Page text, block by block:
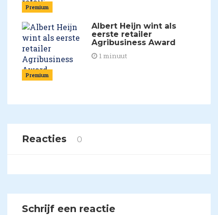
Premium
Premium
Albert Heijn wint als
eerste retailer
Agribusiness Award
1 minuut
Reacties 0
Schrijf een reactie